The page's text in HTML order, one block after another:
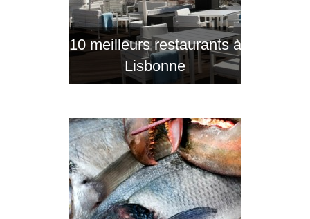
10 meilleurs restaurants à
Lisbonne